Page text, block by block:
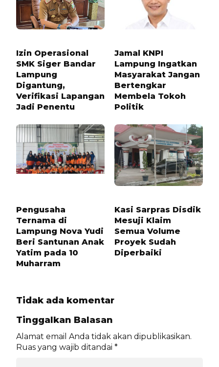
Izin Operasional
SMK Siger Bandar
Lampung
Digantung,
Verifikasi Lapangan
Jadi Penentu
Jamal KNPI
Lampung Ingatkan
Masyarakat Jangan
Bertengkar
Membela Tokoh
Politik
Pengusaha
Ternama di
Lampung Nova Yudi
Beri Santunan Anak
Yatim pada 10
Muharram
Kasi Sarpras Disdik
Mesuji Klaim
Semua Volume
Proyek Sudah
Diperbaiki
Tidak ada komentar
Tinggalkan Balasan
Alamat email Anda tidak akan dipublikasikan.
Ruas yang wajib ditandai *